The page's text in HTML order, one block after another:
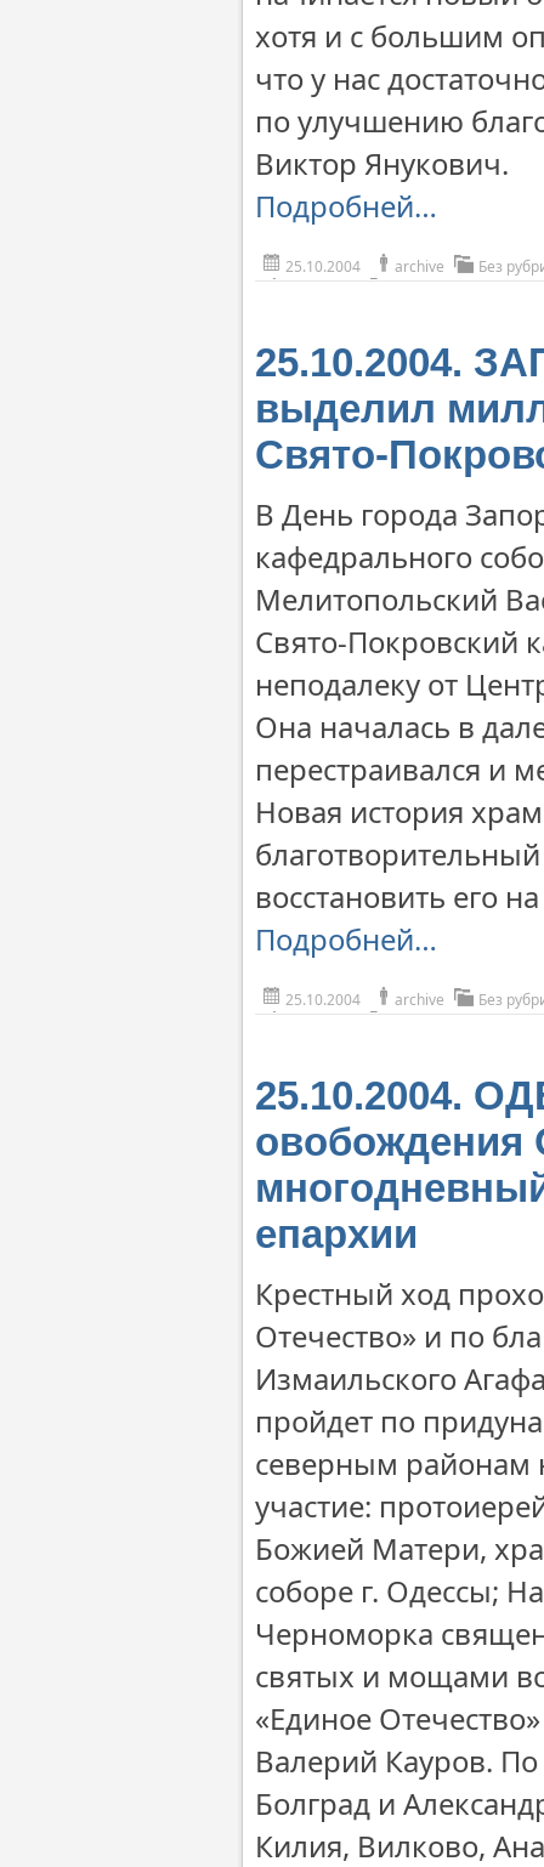
хотя и с большим
что у нас
по улучшению
Виктор Янукович.
Подробней…
25.10.2004 archive Без
25.10.2004.
выделил
Свято-
В День города
кафедрального
Мелитопольский
Свято-Покровский
неподалеку от
Она началась в
перестраивался и
Новая история
восстановить его
Подробней…
25.10.2004 archive Без
25.10.2004.
овобождения
епархии
Крестный ход
Отечество» и по
Измаильского
пройдет по
северным районам
участие:
Божией Матери,
соборе г. Одессы;
Черноморка
святых и мощами
«Единое
Валерий Кауров.
Болград и
Килия, Вилково,